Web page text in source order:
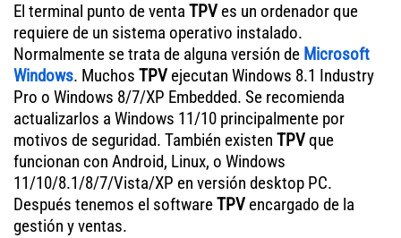
El terminal punto de venta TPV es un ordenador que
requiere de un sistema operativo instalado.
Normalmente se trata de alguna versión de Microsoft
Windows. Muchos TPV ejecutan Windows 8.1 Industry
Pro o Windows 8/7/XP Embedded. Se recomienda
actualizarlos a Windows 11/10 principalmente por
motivos de seguridad. También existen TPVque
funcionan con Android, Linux, o Windows
11/10/8.1/8/7/Vista/XP en versión desktop PC.
Después tenemos el softwareTPV encargado de la
gestión y ventas.